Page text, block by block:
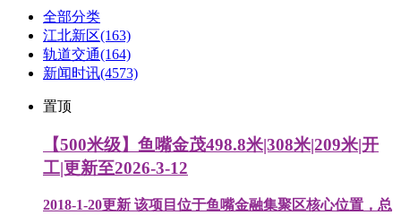
全部分类
江北新区(163)
轨道交通(164)
新闻时讯(4573)
置顶
【500米级】鱼嘴金茂498.8米|308米|209米|开
工|更新至2026-3-12
2018-1-20更新 该项目位于鱼嘴金融集聚区核心位置，总